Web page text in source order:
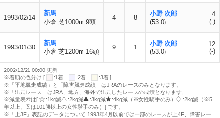
1993/02/14
新馬
小倉 芝1000m 9頭
4 8
小野 次郎
(53.0)
4
(-)
1993/01/30
新馬
小倉 芝1200m 16頭
9 1
小野 次郎
(53.0)
12
(-)
2002/12/21 00:00 更新
※着順の色分け [
:1着 :2着
:3着 ]
※「平地競走成績」と「障害競走成績」はJRAのレースのみとなります。
※「出走レース」はJRA、地方、海外で出走したレースの成績となります。
※減量表示は[
:1kg減 :2kg減 :3kg減 :4kg減（※女性騎手のみ）
:2kg減（※5
年以上、又は101勝以上の女性騎手のみ）] です。
※「上3F」表記のデータについて 1993年4月以前では一部のレースが上4F、障害レー